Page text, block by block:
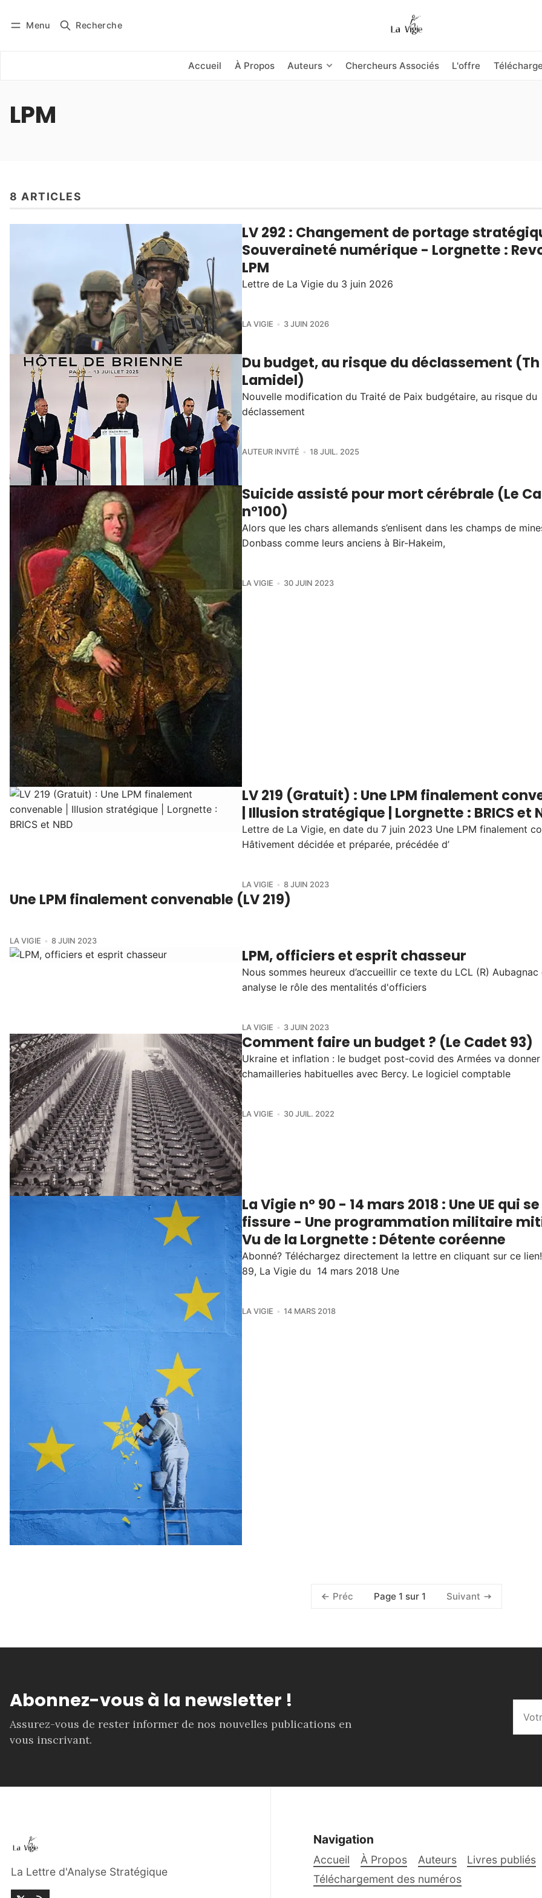
Menu Recherche
Accueil À Propos Auteurs Chercheurs Associés L'offre
Se connecter
LPM
8 ARTICLES
LV 292 : Changement de portage
Souveraineté numérique - Lorgnette :
LPM
Lettre de La Vigie du 3 juin 2026
LA VIGIE 3 JUIN 2026
Du budget, au risque du déclassement (Th
Lamidel)
Nouvelle modification du Traité de Paix budgétaire, au risque du
déclassement
AUTEUR INVITÉ 18 JUIL. 2025
Suicide assisté pour mort cérébrale (Le
n°100)
Alors que les chars allemands s’enlisent dans les champs de
Donbass comme leurs anciens à Bir-Hakeim,
LA VIGIE 30 JUIN 2023
LV 219 (Gratuit) : Une LPM finalement
| Illusion stratégique | Lorgnette : BRICS et
Lettre de La Vigie, en date du 7 juin 2023 Une LPM finalement
Hâtivement décidée et préparée, précédée d’
LA VIGIE 8 JUIN 2023
Une LPM finalement convenable (LV 219)
LA VIGIE 8 JUIN 2023
LPM, officiers et esprit chasseur
Nous sommes heureux d’accueillir ce texte du LCL (R) Aubagnac
analyse le rôle des mentalités d'officiers
LA VIGIE 3 JUIN 2023
Comment faire un budget ? (Le Cadet 93)
Ukraine et inflation : le budget post-covid des Armées va donner
chamailleries habituelles avec Bercy. Le logiciel comptable
LA VIGIE 30 JUIL. 2022
La Vigie n° 90 - 14 mars 2018 : Une UE qui se
fissure - Une programmation militaire
Vu de la Lorgnette : Détente coréenne
Abonné? Téléchargez directement la lettre en cliquant sur ce
89, La Vigie du 14 mars 2018 Une
LA VIGIE 14 MARS 2018
Préc Page 1 sur 1 Suivant
Abonnez-vous à la newsletter !
Assurez-vous de rester informer de nos nouvelles publications en
vous inscrivant.
La Lettre d'Analyse Stratégique
Navigation
Accueil À Propos Auteurs Livres publiés
Téléchargement des numéros